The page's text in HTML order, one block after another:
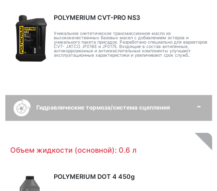
POLYMERIUM CVT-PRO NS3
Уникальное синтетическое трансмиссионное масло из
высококачественных базовых масел с добавлением эстеров и
уникального пакета присадок. Разработано специально для вариаторов
CVT- JATCO JF016E и JF017E. Входящие в состав антипенные,
антикоррозионные и антиокислительные компоненты улучшают
эксплуатационные характеристики и увеличивают срок служб..
Гидравлические тормоза/система сцепления
Объем жидкости (основной): 0.6 л
POLYMERIUM DOT 4 450g